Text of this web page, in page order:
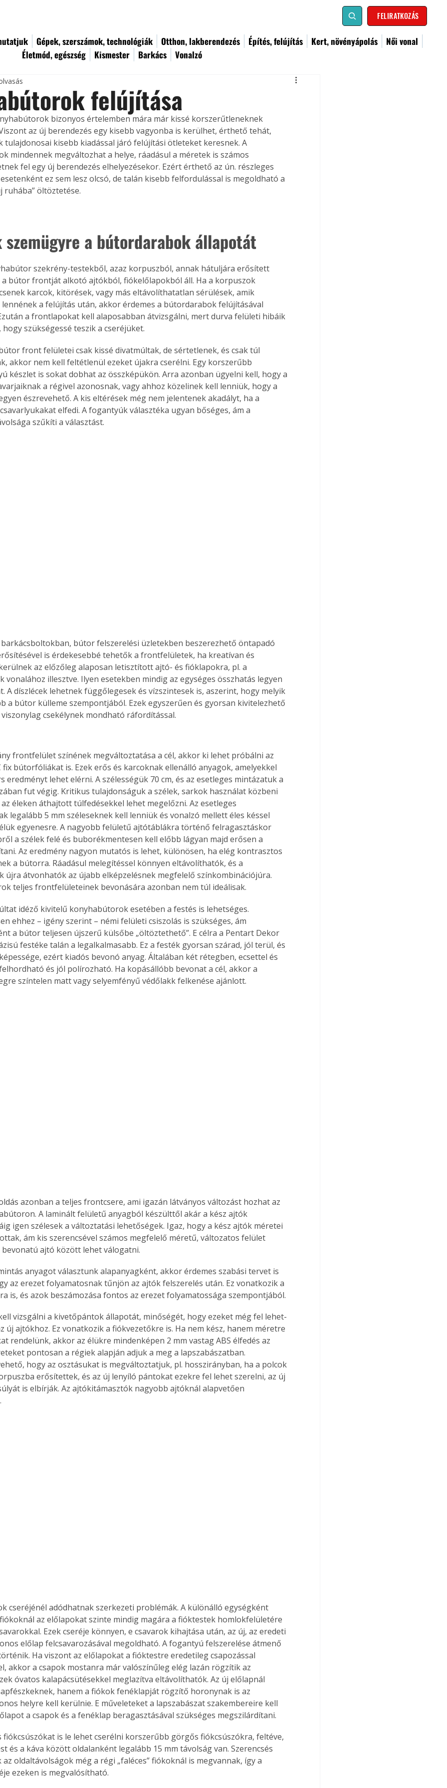
FELIRATKOZÁS
Gépek, szerszámok, technológiák Otthon, lakberendezés Építés, felújítás Kert, növényápolás
Női vonal
Életmód, egészség
Kismester Barkács Vonalzó
az
Old
Együtt jobban megéri!
Bővebb információ itt!
Együtt jobban megéri! A
könyvek tetszőleges
párosítással kedvezményes
Gyógyító növények: a
természet kincsei az
felújítása
bizonyos értelemben mára már kissé korszerűtleneknek
az új berendezés egy kisebb vagyonba is kerülhet, érthető tehát,
tulajdonosai kisebb kiadással járó felújítási ötleteket keresnek. A
mindennek megváltozhat a helye, ráadásul a méretek is számos
fel egy új berendezés elhelyezésekor. Ezért érthető az ún. részleges
ez sem lesz olcsó, de talán kisebb felfordulással is megoldható a
ruhába” öltöztetése.
szemügyre a bútordarabok állapotát
szekrény-testekből, azaz korpuszból, annak hátuljára erősített
a bútor frontját alkotó ajtókból, fiókelőlapokból áll. Ha a korpuszok
karcok, kitörések, vagy más eltávolíthatatlan sérülések, amik
a felújítás után, akkor érdemes a bútordarabok felújításával
a frontlapokat kell alaposabban átvizsgálni, mert durva felületi hibáik
szükségessé teszik a cseréjüket.
front felületei csak kissé divatmúltak, de sértetlenek, és csak túl
akkor nem kell feltétlenül ezeket újakra cserélni. Egy korszerűbb
készlet is sokat dobhat az összképükön. Arra azonban ügyelni kell, hogy a
a régivel azonosnak, vagy ahhoz közelinek kell lenniük, hogy a
észrevehető. A kis eltérések még nem jelentenek akadályt, ha a
elfedi. A fogantyúk választéka ugyan bőséges, ám a
szűkíti a választást.
bútor felszerelési üzletekben beszerezhető öntapadó
is érdekesebbé tehetők a frontfelületek, ha kreatívan és
az előzőleg alaposan letisztított ajtó- és fióklapokra, pl. a
vonalához illesztve. Ilyen esetekben mindig az egységes összhatás legyen
A díszlécek lehetnek függőlegesek és vízszintesek is, aszerint, hogy melyik
a bútor külleme szempontjából. Ezek egyszerűen és gyorsan kivitelezhető
csekélynek mondható ráfordítással.
frontfelület színének megváltoztatása a cél, akkor ki lehet próbálni az
fix bútorfóliákat is. Ezek erős és karcoknak ellenálló anyagok, amelyekkel
eredményt lehet elérni. A szélességük 70 cm, és az esetleges mintázatuk a
fut végig. Kritikus tulajdonságuk a szélek, sarkok használat közbeni
az éleken áthajtott túlfedésekkel lehet megelőzni. Az esetleges
legalább 5 mm széleseknek kell lenniük és vonalzó mellett éles késsel
egyenesre. A nagyobb felületű ajtótáblákra történő felragasztáskor
a szélek felé és buborékmentesen kell előbb lágyan majd erősen a
Az eredmény nagyon mutatós is lehet, különösen, ha elég kontrasztos
a bútorra. Ráadásul melegítéssel könnyen eltávolíthatók, és a
újra átvonhatók az újabb elképzelésnek megfelelő színkombinációjúra.
teljes frontfelületeinek bevonására azonban nem túl ideálisak.
idéző kivitelű konyhabútorok esetében a festés is lehetséges.
ehhez – igény szerint – némi felületi csiszolás is szükséges, ám
a bútor teljesen újszerű külsőbe „öltöztethető”. E célra a Pentart Dekor
festéke talán a legalkalmasabb. Ez a festék gyorsan szárad, jól terül, és
ezért kiadós bevonó anyag. Általában két rétegben, ecsettel és
és jól polírozható. Ha kopásállóbb bevonat a cél, akkor a
színtelen matt vagy selyemfényű védőlakk felkenése ajánlott.
azonban a teljes frontcsere, ami igazán látványos változást hozhat az
A laminált felületű anyagból készülttől akár a kész ajtók
igen szélesek a változtatási lehetőségek. Igaz, hogy a kész ajtók méretei
ám kis szerencsével számos megfelelő méretű, változatos felület
bevonatú ajtó között lehet válogatni.
anyagot választunk alapanyagként, akkor érdemes szabási tervet is
az erezet folyamatosnak tűnjön az ajtók felszerelés után. Ez vonatkozik a
is, és azok beszámozása fontos az erezet folyamatossága szempontjából.
vizsgálni a kivetőpántok állapotát, minőségét, hogy ezeket még fel lehet-
új ajtókhoz. Ez vonatkozik a fiókvezetőkre is. Ha nem kész, hanem méretre
rendelünk, akkor az élükre mindenképen 2 mm vastag ABS élfedés az
pontosan a régiek alapján adjuk a meg a lapszabászatban.
hogy az osztásukat is megváltoztatjuk, pl. hosszirányban, ha a polcok
erősítettek, és az új lenyíló pántokat ezekre fel lehet szerelni, az új
is elbírják. Az ajtókitámasztók nagyobb ajtóknál alapvetően
cseréjénél adódhatnak szerkezeti problémák. A különálló egységként
az előlapokat szinte mindig magára a fióktestek homlokfelületére
Ezek cseréje könnyen, e csavarok kihajtása után, az új, az eredeti
előlap felcsavarozásával megoldható. A fogantyú felszerelése átmenő
Ha viszont az előlapokat a fióktestre eredetileg csapozással
akkor a csapok mostanra már valószínűleg elég lazán rögzítik az
óvatos kalapácsütésekkel meglazítva eltávolíthatók. Az új előlapnál
hanem a fiókok fenéklapját rögzítő horonynak is az
helyre kell kerülnie. E műveleteket a lapszabászat szakembereire kell
a csapok és a fenéklap beragasztásával szükséges megszilárdítani.
fiókcsúszókat is le lehet cserélni korszerűbb görgős fiókcsúszókra, feltéve,
és a káva között oldalanként legalább 15 mm távolság van. Szerencsés
az oldaltávolságok még a régi „faléces” fiókoknál is megvannak, így a
ezeken is megvalósítható.